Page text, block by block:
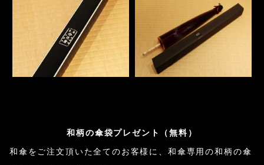
和柄の傘袋プレゼント（無料）
和傘をご注文頂いた全てのお客様に、和傘専用の和柄の傘